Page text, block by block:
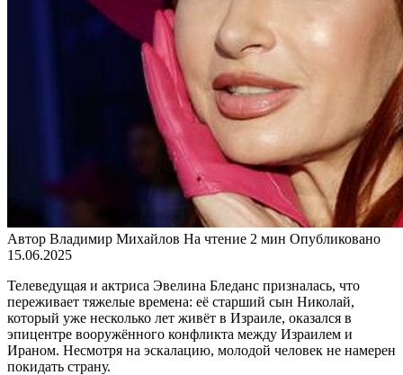
Автор Владимир Михайлов На чтение 2 мин Опубликовано
15.06.2025
Телеведущая и актриса Эвелина Бледанс призналась, что
переживает тяжелые времена: её старший сын Николай,
который уже несколько лет живёт в Израиле, оказался в
эпицентре вооружённого конфликта между Израилем и
Ираном. Несмотря на эскалацию, молодой человек не намерен
покидать страну.